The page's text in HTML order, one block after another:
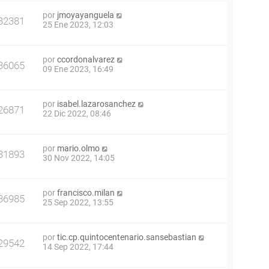
por jmoyayanguela
25 Ene 2023, 12:03
porccordonalvarez
09 Ene 2023, 16:49
por isabel.lazarosanchez
22 Dic 2022, 08:46
por mario.olmo
30 Nov 2022, 14:05
porfrancisco.milan
25 Sep 2022, 13:55
portic.cp.quintocentenario.sansebastian
14 Sep 2022, 17:44